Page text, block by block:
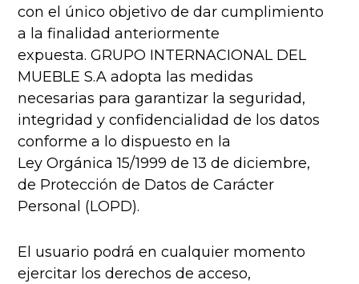
con el único objetivo de dar cumplimiento
a la finalidad anteriormente
expuesta. GRUPO INTERNACIONAL DEL
MUEBLE S.A adopta las medidas
necesarias para garantizar la seguridad,
integridad y confidencialidad de los datos
conforme a lo dispuesto en la
Ley Orgánica 15/1999 de 13 de diciembre,
de Protección de Datos de Carácter
Personal (LOPD).
El usuario podrá en cualquier momento
ejercitar los derechos de acceso,